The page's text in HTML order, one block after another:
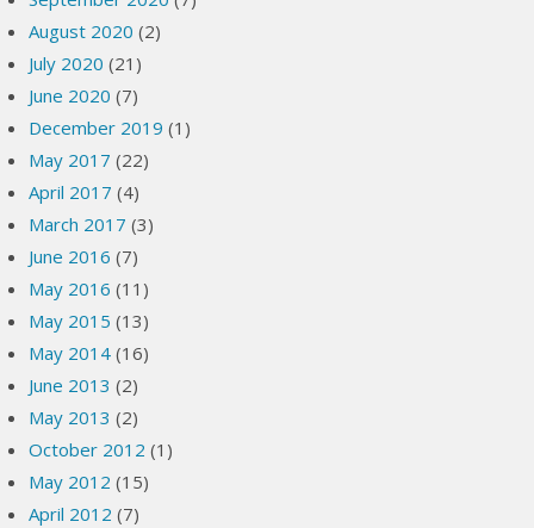
August 2020 (2)
July 2020 (21)
June 2020 (7)
December 2019 (1)
May 2017 (22)
April 2017 (4)
March 2017 (3)
June 2016 (7)
May 2016 (11)
May 2015 (13)
May 2014 (16)
June 2013 (2)
May 2013 (2)
October 2012 (1)
May 2012 (15)
April 2012 (7)